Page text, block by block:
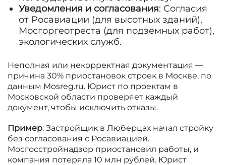
Уведомления и согласования: Согласия
от Росавиации (для высотных зданий),
Мосгоргеотреста (для подземных работ),
экологических служб.
Неполная или некорректная документация —
причина 30% приостановок строек в Москве, по
данным Mosreg.ru. Юрист по проектам в
Московской области проверяет каждый
документ, чтобы исключить отказы.
Пример: Застройщик в Люберцах начал стройку
без согласования с Росавиацией.
Мосгосстройнадзор приостановил работы, и
компания потеряла 10 млн рублей. Юрист